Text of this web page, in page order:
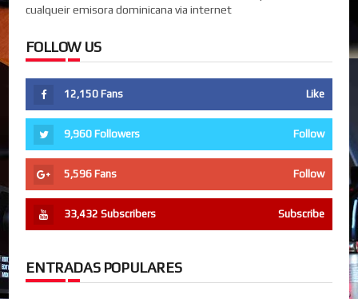
cualqueir emisora dominicana via internet
FOLLOW US
12,150 Fans Like
9,960 Followers Follow
5,596 Fans Follow
33,432 Subscribers Subscribe
ENTRADAS POPULARES